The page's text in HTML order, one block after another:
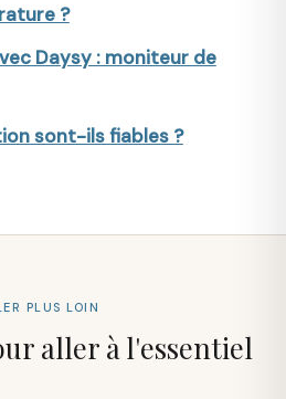
?
Daysy : moniteur de
sont-ils fiables ?
PLUS LOIN
aller à l'essentiel